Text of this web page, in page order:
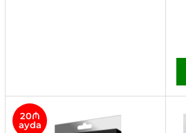
20₼
ayda